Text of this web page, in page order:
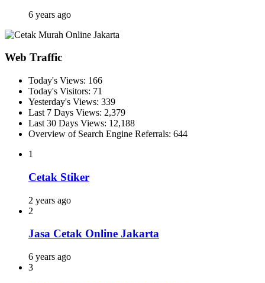
6 years ago
Web Traffic
Today's Views: 166
Today's Visitors: 71
Yesterday's Views: 339
Last 7 Days Views: 2,379
Last 30 Days Views: 12,188
Overview of Search Engine Referrals: 644
1
Cetak Stiker
2 years ago
2
Jasa Cetak Online Jakarta
6 years ago
3